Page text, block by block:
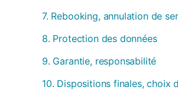
7. Rebooking, annulation de
8. Protection des données
9. Garantie, responsabilité
10. Dispositions finales, choix